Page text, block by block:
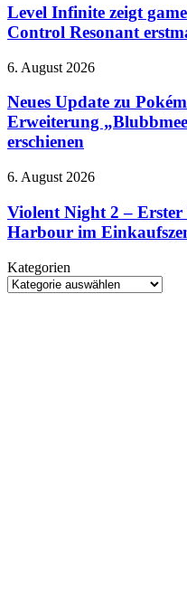
Video
zeigt
gamescom
Line-
2026:
Resonant
erstmals
spielbar
Level Infinite zeigt
Control Resonant
Neues
zu
Pokémon
Pokopia
und
„Blubbmeeria“
Unterwasserwelt
erschienen
6. August 2026
Neues Update zu
Erweiterung
erschienen
Violent
2
–
Erster
zeigt
Santa
6. August 2026
Violent Night 2 –
Harbour im
Kategorien
Kategorien